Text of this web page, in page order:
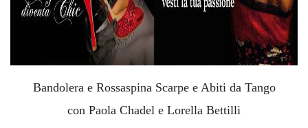
Bandolera e Rossaspina Scarpe e Abiti da Tango
con Paola Chadel e Lorella Bettilli